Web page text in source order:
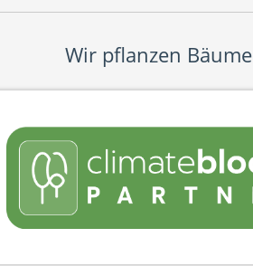
Wir pflanzen Bäume